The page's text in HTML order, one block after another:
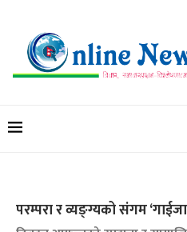
परम्परा र व्यङ्ग्यको संगम